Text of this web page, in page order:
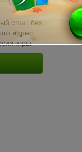
email без
адрес
игры